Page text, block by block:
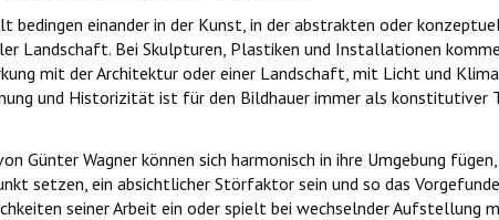
bedingen einander in der Kunst, in der abstrakten oder
Landschaft. Bei Skulpturen, Plastiken und Installationen
mit der Architektur oder einer Landschaft, mit Licht und
und Historizität ist für den Bildhauer immer als konstitutiver
Günter Wagner können sich harmonisch in ihre Umgebung
setzen, ein absichtlicher Störfaktor sein und so das
seiner Arbeit ein oder spielt bei wechselnder Aufstellung